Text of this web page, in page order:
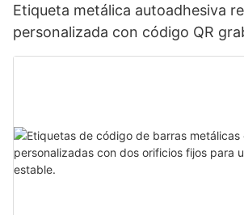
Etiqueta metálica autoadhesiva
personalizada con código QR
etiqueta de código de barras de